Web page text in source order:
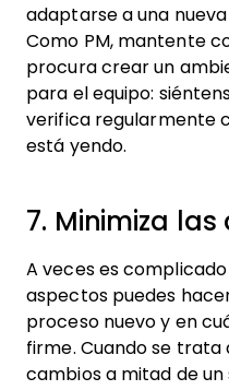
adaptarse a una
Como PM, mantente
procura crear un
para el equipo:
verifica regularmente
está yendo.
7. Minimiza
A veces es
aspectos puedes
proceso nuevo y en
firme. Cuando se
cambios a mitad de